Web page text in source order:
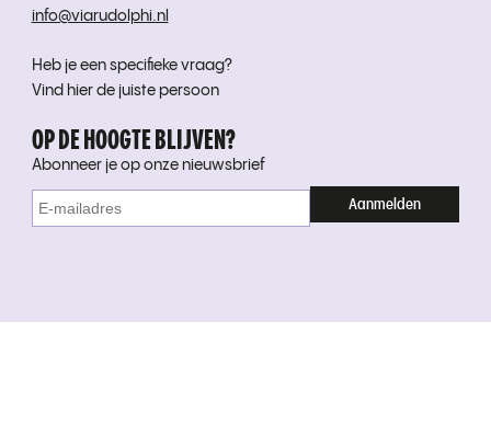
info@viarudolphi.nl
Heb je een specifieke vraag?
Vind hier de juiste persoon
OP DE HOOGTE BLIJVEN?
Abonneer je op onze nieuwsbrief